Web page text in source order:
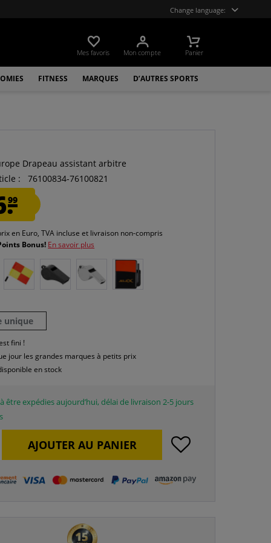
Change language:
Mes favoris Mon compte Panier
FITNESS MARQUES D’AUTRES SPORTS
Drapeau assistant arbitre
:
76100834-76100821
99
en Euro, TVA incluse et livraison non-compris
Bonus! En savoir plus
unique
fini !
jour les grandes marques à petits prix
en stock
être expédies aujourd’hui, délai de livraison 2-5 jours
AJOUTER AU PANIER